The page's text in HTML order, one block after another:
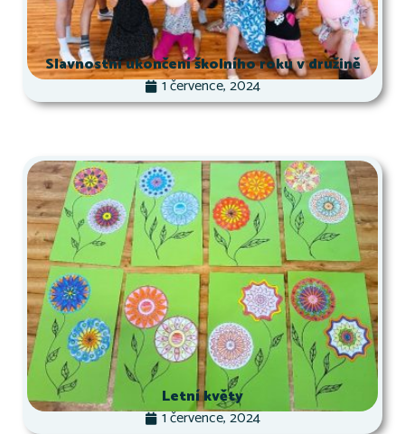
Slavnostní ukončení školního roku v družině
1 července, 2024
Letní květy
1 července, 2024